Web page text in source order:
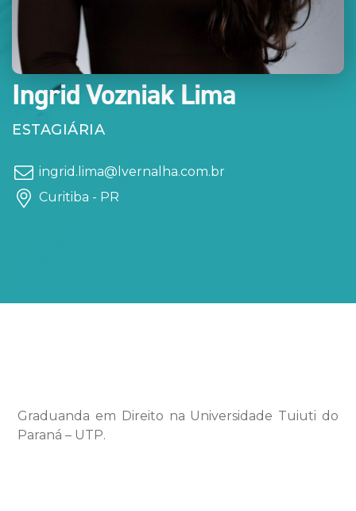
Ingrid Vozniak Lima
ESTAGIÁRIA
ingrid.lima@lvernalha.com.br
Curitiba - PR
Graduanda em Direito na Universidade Tuiuti do
Paraná – UTP.